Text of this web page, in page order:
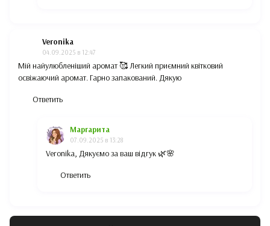
Veronika
04.09.2025 в 12:47
Мій найулюбленіший аромат 🥰 Легкий приємний квітковий
освіжаючий аромат. Гарно запакований. Дякую
Ответить
Маргарита
07.09.2025 в 13:28
Veronika, Дякуємо за ваш відгук 🌿🌸
Ответить